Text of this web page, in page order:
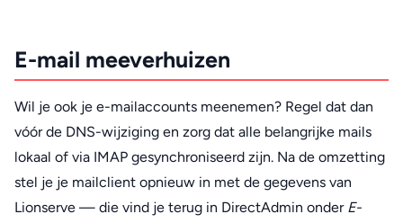
E-mail meeverhuizen
Wil je ook je e-mailaccounts meenemen? Regel dat dan
vóór de DNS-wijziging en zorg dat alle belangrijke mails
lokaal of via IMAP gesynchroniseerd zijn. Na de omzetting
stel je je mailclient opnieuw in met de gegevens van
Lionserve — die vind je terug in DirectAdmin onder E-